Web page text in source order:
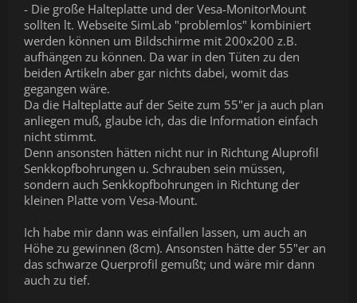
- Die große Halteplatte und der Vesa-MonitorMount
sollten lt. Webseite SimLab "problemlos" kombiniert
werden können um Bildschirme mit 200x200 z.B.
aufhängen zu können. Da war in den Tüten zu den
beiden Artikeln aber gar nichts dabei, womit das
gegangen wäre.
Da die Halteplatte auf der Seite zum 55"er ja auch plan
anliegen muß, glaube ich, das die Information einfach
nicht stimmt.
Denn ansonsten hätten nicht nur in Richtung Aluprofil
Senkkopfbohrungen u. Schrauben sein müssen,
sondern auch Senkkopfbohrungen in Richtung der
kleinen Platte vom Vesa-Mount.
Ich habe mir dann was einfallen lassen, um auch an
Höhe zu gewinnen (8cm). Ansonsten hätte der 55"er an
das schwarze Querprofil gemußt; und wäre mir dann
auch zu tief.